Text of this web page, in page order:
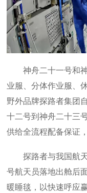
神舟二十一号和神
业服、分体作业服、
野外品牌探路者集团
十二号到神舟二十三
供给全流程配备保证
探路者与我国航天
号航天员落地出舱后
暖睡毯，以快速呼应